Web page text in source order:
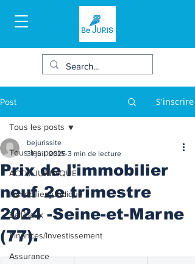
Post S'inscrire
Tous les posts
ACTU JURIDIQUE
Immobilier juridique
Bail/baux
Finances/Investissement
Assurance
Tous les posts
Prix de l'immobilier
neuf 2e trimestre
2024 -Seine-et-Marne
(77).
bejurissite
31 juil. 2025 3 min de lecture